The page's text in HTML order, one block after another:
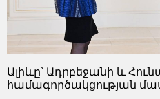
Ալիևը՝ Ադրբեջանի և
համագործակցության